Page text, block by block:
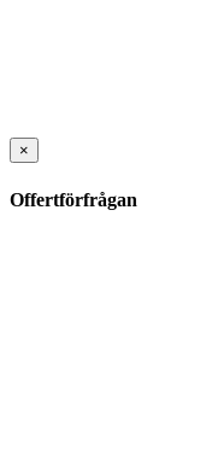
×
Offertförfrågan